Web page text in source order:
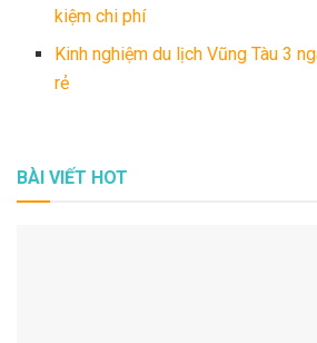
kiệm chi phí
Kinh nghiệm du lịch Vũng Tàu 3
rẻ
BÀI VIẾT HOT